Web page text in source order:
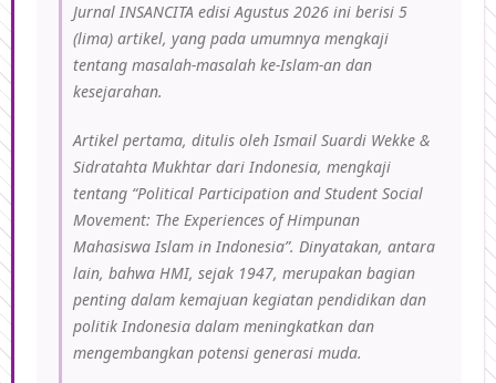
Jurnal INSANCITA edisi Agustus 2026 ini berisi 5
(lima) artikel, yang pada umumnya mengkaji
tentang masalah-masalah ke-Islam-an dan
kesejarahan.
Artikel pertama, ditulis oleh Ismail Suardi Wekke &
Sidratahta Mukhtar dari Indonesia, mengkaji
tentang “Political Participation and Student Social
Movement: The Experiences of Himpunan
Mahasiswa Islam in Indonesia”. Dinyatakan, antara
lain, bahwa HMI, sejak 1947, merupakan bagian
penting dalam kemajuan kegiatan pendidikan dan
politik Indonesia dalam meningkatkan dan
mengembangkan potensi generasi muda.